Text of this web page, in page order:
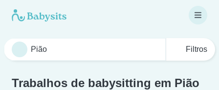
Filtros
Trabalhos de babysitting em Pião